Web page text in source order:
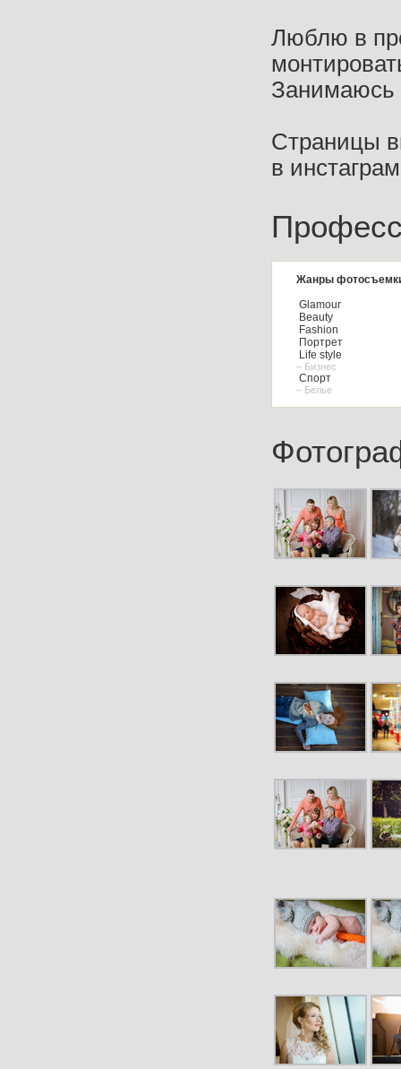
Люблю в
Занимаюсь
Страницы
в
Жанры
Glamour
Beauty
Fashion
Портрет
Life style
– Бизнес
Спорт
– Белье